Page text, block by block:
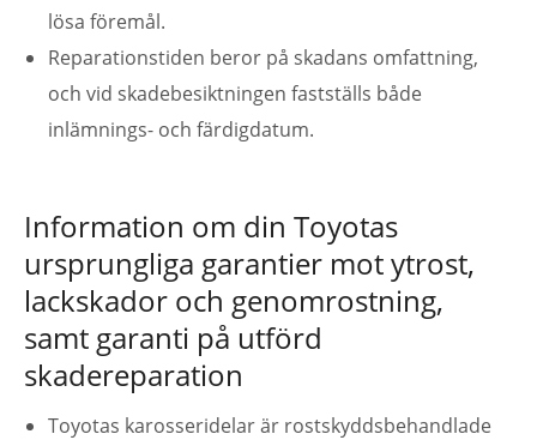
lösa föremål.
Reparationstiden beror på skadans omfattning,
och vid skadebesiktningen fastställs både
inlämnings- och färdigdatum.
Information om din Toyotas
ursprungliga garantier mot ytrost,
lackskador och genomrostning,
samt garanti på utförd
skadereparation
Toyotas karosseridelar är rostskyddsbehandlade